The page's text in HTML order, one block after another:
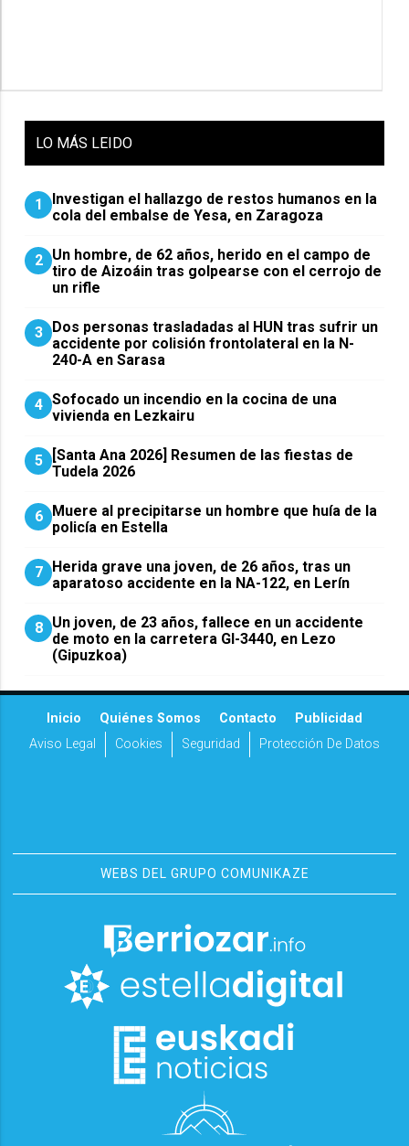
LO MÁS LEIDO
1
Investigan el hallazgo de restos humanos en la
cola del embalse de Yesa, en Zaragoza
2 Un hombre, de 62 años, herido en el campo de
tiro de Aizoáin tras golpearse con el cerrojo de
un rifle
3 ​Dos personas trasladadas al HUN tras sufrir un
accidente por colisión frontolateral en la N-
240-A en Sarasa
4 Sofocado un incendio en la cocina de una
vivienda en Lezkairu
5
[Santa Ana 2026] Resumen de las fiestas de
Tudela 2026
6 Muere al precipitarse un hombre que huía de la
policía en Estella
7 Herida grave una joven, de 26 años, tras un
aparatoso accidente en la NA-122, en Lerín
8 Un joven, de 23 años, fallece en un accidente
de moto en la carretera GI-3440, en Lezo
(Gipuzkoa)
Inicio Quiénes Somos Contacto
Publicidad
Aviso Legal
Cookies Seguridad Protección De Datos
WEBS DEL GRUPO COMUNIKAZE